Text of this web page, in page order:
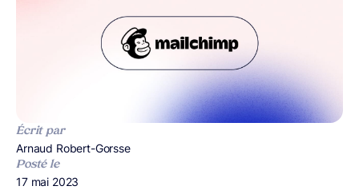
Écrit par
Publié par
Arnaud Robert-Gorsse
Posté le
Publié le
17 mai 2023